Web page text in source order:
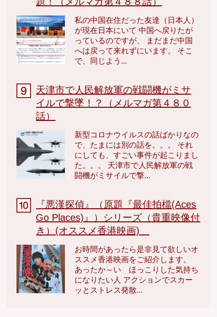
私の中国在住だった友達（日本人）
が現在日本にいて 中国へ戻りたが
っているのですが、 まだまだ中国
へは戻って来れずにいます。 そこ
で、同じよう...
天津市で人民解放軍の戦闘機がミサ
イルで撃墜！？（メルマガ第４８０
話）
新型コロナウイルスの話ばかりなの
で、たまには別の話を。。。 それ
にしても、すごい事件が起こりまし
た。。。 天津市で人民解放軍の戦
闘機がミサイルで撃...
『悪漢探偵』（原題『最佳拍檔(Aces
Go Places)』）シリーズ（貴重映像付
き）(オススメ香港映画)
お時間があったら是非見て欲しいオ
ススメ香港映画をご紹介します。
あったか～い ほっこりした気持ち
になりたい人 アクションでスカー
ッとストレス発散...